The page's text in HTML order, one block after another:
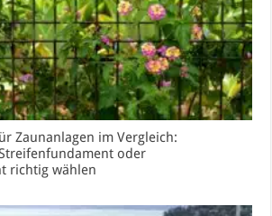
Zaunanlagen im Vergleich:
oder
richtig wählen